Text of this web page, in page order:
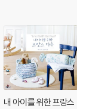
내 아이를 위한 프랑스